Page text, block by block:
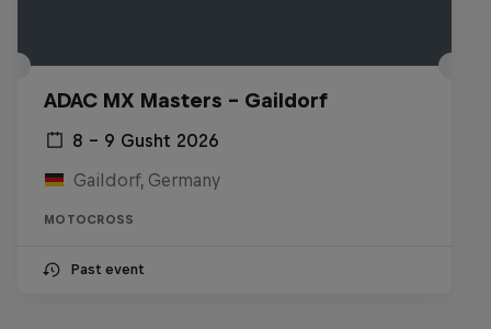
ADAC MX Masters – Gaildorf
8 – 9 Gusht 2026
Gaildorf, Germany
MOTOCROSS
Past event